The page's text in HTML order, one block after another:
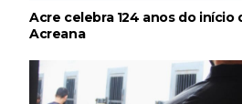
Acre celebra 124 anos do início
Acreana